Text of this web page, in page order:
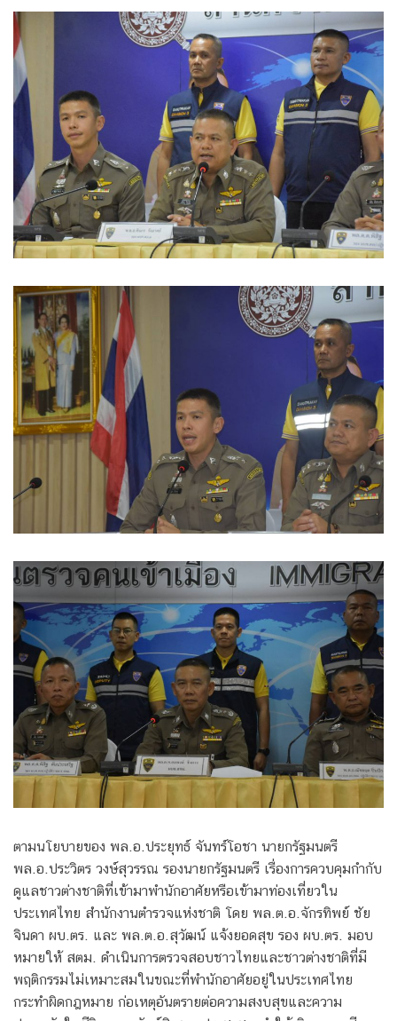
ตามนโยบายของ พล.อ.ประยุทธ์ จันทร์โอชา นายกรัฐมนตรี
พล.อ.ประวิตร วงษ์สุวรรณ รองนายกรัฐมนตรี เรื่องการควบคุมกำกับ
ดูแลชาวต่างชาติที่เข้ามาพำนักอาศัยหรือเข้ามาท่องเที่ยวใน
ประเทศไทย สำนักงานตำรวจแห่งชาติ โดย พล.ต.อ.จักรทิพย์ ชัย
จินดา ผบ.ตร. และ พล.ต.อ.สุวัฒน์ แจ้งยอดสุข รอง ผบ.ตร. มอบ
หมายให้ สตม. ดำเนินการตรวจสอบชาวไทยและชาวต่างชาติที่มี
พฤติกรรมไม่เหมาะสมในขณะที่พำนักอาศัยอยู่ในประเทศไทย
กระทำผิดกฎหมาย ก่อเหตุอันตรายต่อความสงบสุขและความ